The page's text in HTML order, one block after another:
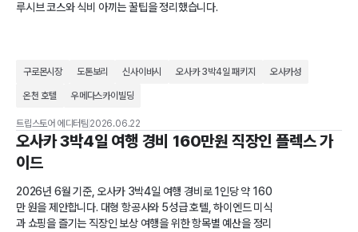
루시브 코스와 식비 아끼는 꿀팁을 정리했습니다.
구로몬시장 도톤보리 신사이바시 오사카 3박4일 패키지 오사카성
온천 호텔 우메다스카이빌딩
트립스토어 에디터팀 2026.06.22
오사카 3박4일 여행 경비 160만원 직장인 플렉스 가
이드
2026년 6월 기준, 오사카 3박4일 여행 경비로 1인당 약 160
만 원을 제안합니다. 대형 항공사와 5성급 호텔, 하이엔드 미식
과 쇼핑을 즐기는 직장인 보상 여행을 위한 항목별 예산을 정리